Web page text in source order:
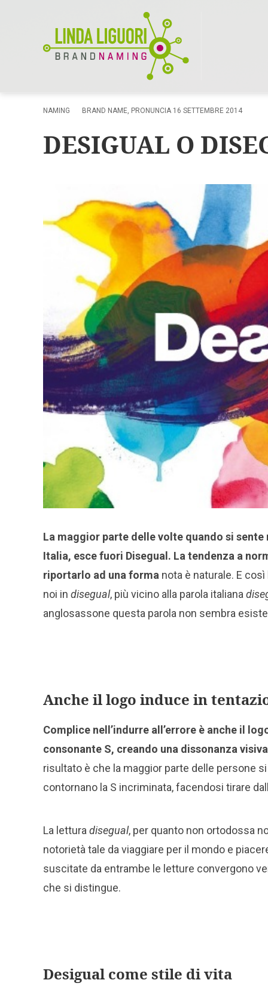
NAMING BRAND NAME, PRONUNCIA 16 SETTEMBRE 2014
DESIGUAL O
La maggior parte delle volte quando si
Italia, esce fuori Disegual. La tendenza a
riportarlo ad una forma nota è naturale. E
noi in disegual, più vicino alla parola italiana
anglosassone questa parola non sembra
Anche il logo induce in
Complice nell’indurre all’errore è anche il
consonante S, creando una dissonanza
risultato è che la maggior parte delle persone
contornano la S incriminata, facendosi tirare
La lettura disegual, per quanto non ortodossa
notorietà tale da viaggiare per il mondo e
suscitate da entrambe le letture convergono
che si distingue.
Desigual come stile di vita